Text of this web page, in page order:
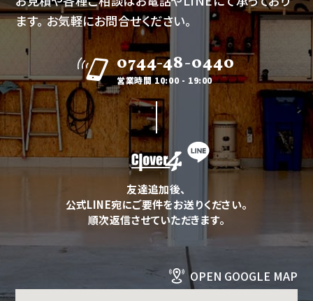
ます。お気軽にお問合せください。
0744-48-0440
営業時間 10:00 - 19:00
友達追加後、
公式LINE宛にご要件をお送りください。
順次返信させていただきます。
OPEN GOOGLE MAP